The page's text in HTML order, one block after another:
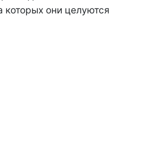
которых они целуются